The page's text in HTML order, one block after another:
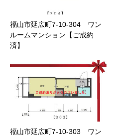
福山市延広町7-10-304 ワン
ルームマンション【ご成約
済】
福山市延広町7-10-303 ワン